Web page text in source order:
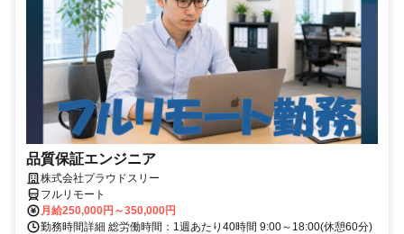
品質保証エンジニア
株式会社プラウドスリー
フルリモート
月給250,000円～350,000円
勤務時間詳細 総労働時間：1週あたり40時間 9:00～18:00(休憩60分)